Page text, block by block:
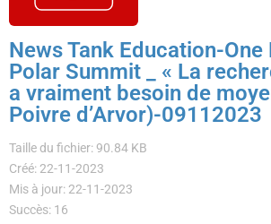
News Tank Education-One
Polar Summit _ « La
a vraiment besoin de
Poivre d’Arvor)-09112023
Taille du fichier: 90.84 KB
Créé: 22-11-2023
Mis à jour: 22-11-2023
Succès: 16